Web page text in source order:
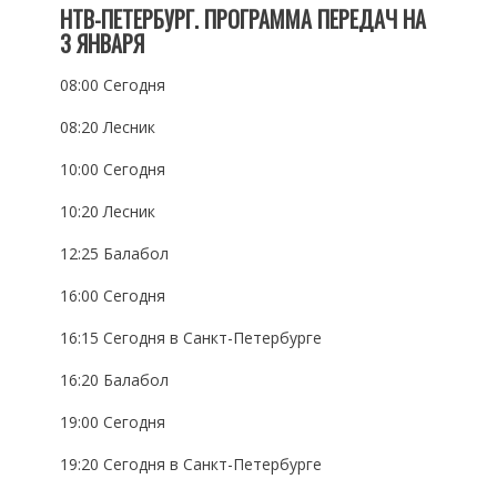
НТВ-ПЕТЕРБУРГ. ПРОГРАММА ПЕРЕДАЧ НА
3 ЯНВАРЯ
08:00 Сегодня
08:20 Лесник
10:00 Сегодня
10:20 Лесник
12:25 Балабол
16:00 Сегодня
16:15 Сегодня в Санкт-Петербурге
16:20 Балабол
19:00 Сегодня
19:20 Сегодня в Санкт-Петербурге